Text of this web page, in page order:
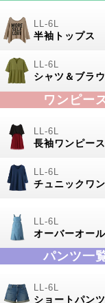
半袖トップス
シャツ＆ブラ
ワンピー
長袖ワンピース
チュニックワ
オーバーオール
パンツ一
ショートパンツ